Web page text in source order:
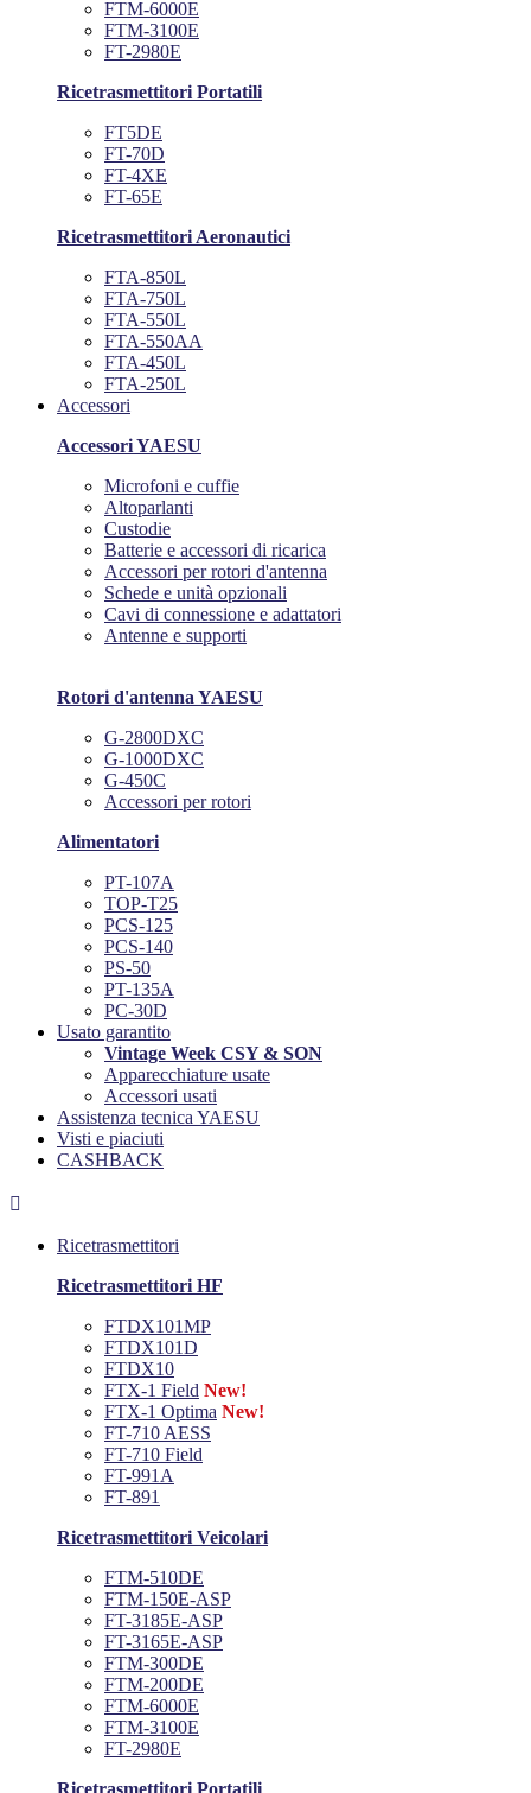
FTM-6000E
FTM-3100E
FT-2980E
Ricetrasmettitori Portatili
FT5DE
FT-70D
FT-4XE
FT-65E
Ricetrasmettitori Aeronautici
FTA-850L
FTA-750L
FTA-550L
FTA-550AA
FTA-450L
FTA-250L
Accessori
Accessori YAESU
Microfoni e cuffie
Altoparlanti
Custodie
Batterie e accessori di ricarica
Accessori per rotori d'antenna
Schede e unità opzionali
Cavi di connessione e adattatori
Antenne e supporti
Rotori d'antenna YAESU
G-2800DXC
G-1000DXC
G-450C
Accessori per rotori
Alimentatori
PT-107A
TOP-T25
PCS-125
PCS-140
PS-50
PT-135A
PC-30D
Usato garantito
Vintage Week CSY & SON
Apparecchiature usate
Accessori usati
Assistenza tecnica YAESU
Visti e piaciuti
CASHBACK

Ricetrasmettitori
Ricetrasmettitori HF
FTDX101MP
FTDX101D
FTDX10
FTX-1 Field New!
FTX-1 Optima New!
FT-710 AESS
FT-710 Field
FT-991A
FT-891
Ricetrasmettitori Veicolari
FTM-510DE
FTM-150E-ASP
FT-3185E-ASP
FT-3165E-ASP
FTM-300DE
FTM-200DE
FTM-6000E
FTM-3100E
FT-2980E
Ricetrasmettitori Portatili